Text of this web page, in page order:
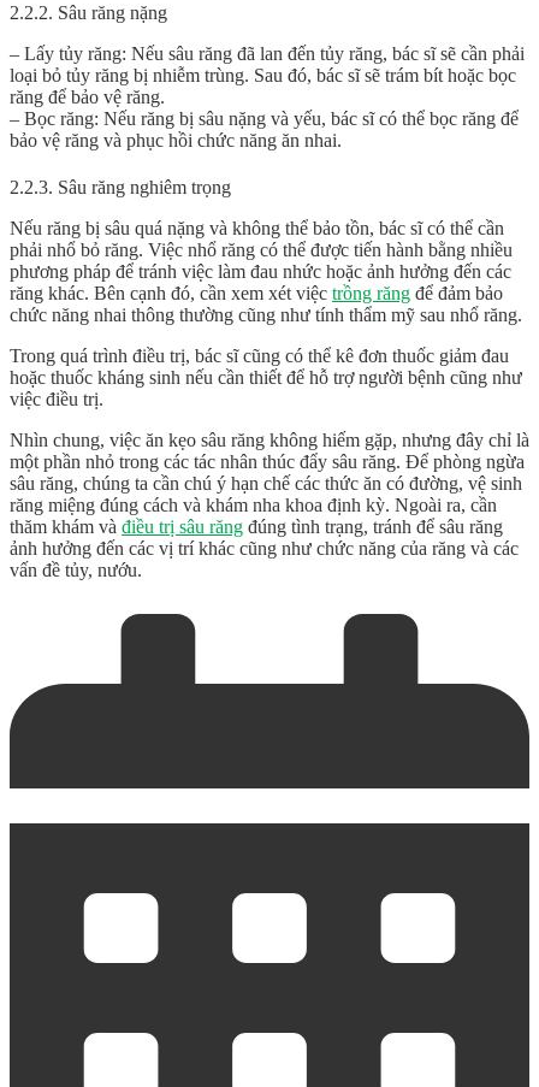
2.2.2. Sâu răng nặng
– Lấy tủy răng: Nếu sâu răng đã lan đến tủy răng, bác sĩ sẽ cần phải
loại bỏ tủy răng bị nhiễm trùng. Sau đó, bác sĩ sẽ trám bít hoặc bọc
răng để bảo vệ răng.
– Bọc răng: Nếu răng bị sâu nặng và yếu, bác sĩ có thể bọc răng để
bảo vệ răng và phục hồi chức năng ăn nhai.
2.2.3. Sâu răng nghiêm trọng
Nếu răng bị sâu quá nặng và không thể bảo tồn, bác sĩ có thể cần
phải nhổ bỏ răng. Việc nhổ răng có thể được tiến hành bằng nhiều
phương pháp để tránh việc làm đau nhức hoặc ảnh hưởng đến các
răng khác. Bên cạnh đó, cần xem xét việc trồng răng để đảm bảo
chức năng nhai thông thường cũng như tính thẩm mỹ sau nhổ răng.
Trong quá trình điều trị, bác sĩ cũng có thể kê đơn thuốc giảm đau
hoặc thuốc kháng sinh nếu cần thiết để hỗ trợ người bệnh cũng như
việc điều trị.
Nhìn chung, việc ăn kẹo sâu răng không hiếm gặp, nhưng đây chỉ là
một phần nhỏ trong các tác nhân thúc đẩy sâu răng. Để phòng ngừa
sâu răng, chúng ta cần chú ý hạn chế các thức ăn có đường, vệ sinh
răng miệng đúng cách và khám nha khoa định kỳ. Ngoài ra, cần
thăm khám và điều trị sâu răng đúng tình trạng, tránh để sâu răng
ảnh hưởng đến các vị trí khác cũng như chức năng của răng và các
vấn đề tủy, nướu.